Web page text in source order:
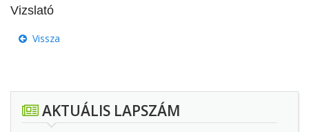
Vizslató
Vissza
AKTUÁLIS LAPSZÁM